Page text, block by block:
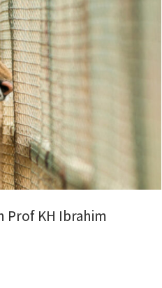
Prof KH Ibrahim